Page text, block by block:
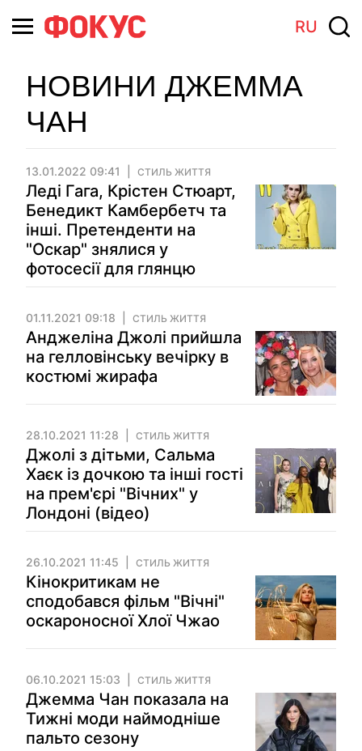
RU
НОВИНИ ДЖЕММА
ЧАН
13.01.2022 09:41 СТИЛЬ ЖИТТЯ
Леді Гага, Крістен Стюарт,
Бенедикт Камбербетч та
інші. Претенденти на
"Оскар" знялися у
фотосесії для глянцю
01.11.2021 09:18 СТИЛЬ ЖИТТЯ
Анджеліна Джолі прийшла
на гелловінську вечірку в
костюмі жирафа
28.10.2021 11:28 СТИЛЬ ЖИТТЯ
Джолі з дітьми, Сальма
Хаєк із дочкою та інші гості
на прем'єрі "Вічних" у
Лондоні (відео)
26.10.2021 11:45 СТИЛЬ ЖИТТЯ
Кінокритикам не
сподобався фільм "Вічні"
оскароносної Хлої Чжао
06.10.2021 15:03 СТИЛЬ ЖИТТЯ
Джемма Чан показала на
Тижні моди наймодніше
пальто сезону